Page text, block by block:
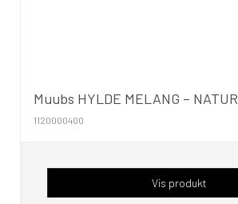
Muubs HYLDE MELANG – NATUR
1120000400
Vis produkt